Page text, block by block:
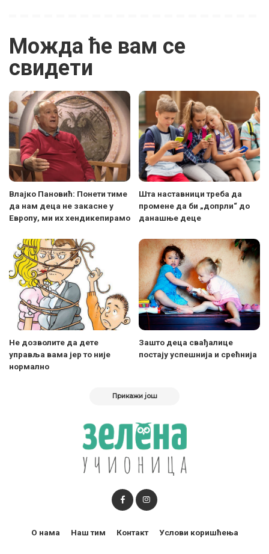
Можда ће вам се
свидети
Влајко Пановић: Понети тиме
да нам деца не закасне у
Европу, ми их хендикепирамо
Шта наставници треба да
промене да би „допрли“ до
данашње деце
Не дозволите да дете
управља вама јер то није
нормално
Зашто деца свађалице
постају успешнија и срећнија
Прикажи још
О нама Наш тим Контакт Услови коришћења